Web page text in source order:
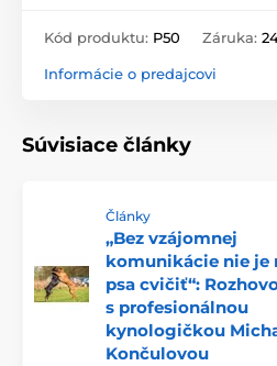
Kód produktu: P50 Záruka:
Informácie o predajcovi
Súvisiace články
Články
„Bez vzájomnej
komunikácie nie je
psa cvičiť“:
s profesionálnou
kynologičkou
Končulovou